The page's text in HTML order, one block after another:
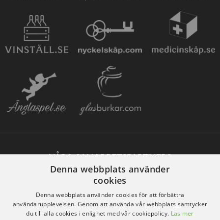
VÅRA SAMARBETSPARTNERS
Denna webbplats använder
cookies
Denna webbplats använder cookies för att förbättra
användarupplevelsen. Genom att använda vår webbplats samtycker
du till alla cookies i enlighet med vår cookiepolicy. Läs mer